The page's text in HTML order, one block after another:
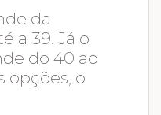
da
a 39. Já o
do 40 ao
opções, o